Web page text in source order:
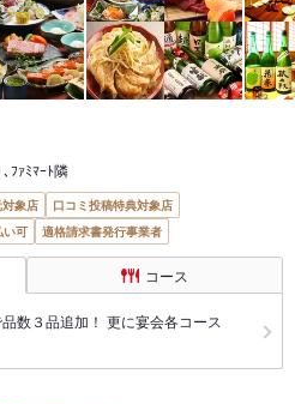
ﾌｧﾐﾏｰﾄ隣
対象店
口コミ投稿特典対象店
い可 適格請求書発行事業者
コース
数３品追加！ 更に宴会各コース